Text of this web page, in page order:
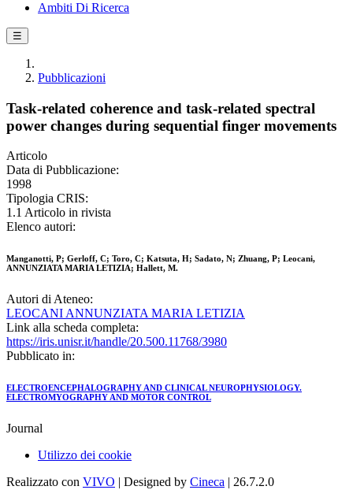
Ambiti Di Ricerca
☰
Pubblicazioni
Task-related coherence and task-related spectral
power changes during sequential finger movements
Articolo
Data di Pubblicazione:
1998
Tipologia CRIS:
1.1 Articolo in rivista
Elenco autori:
Manganotti, P; Gerloff, C; Toro, C; Katsuta, H; Sadato, N; Zhuang, P; Leocani,
ANNUNZIATA MARIA LETIZIA; Hallett, M.
Autori di Ateneo:
LEOCANI ANNUNZIATA MARIA LETIZIA
Link alla scheda completa:
https://iris.unisr.it/handle/20.500.11768/3980
Pubblicato in:
ELECTROENCEPHALOGRAPHY AND CLINICAL NEUROPHYSIOLOGY.
ELECTROMYOGRAPHY AND MOTOR CONTROL
Journal
Utilizzo dei cookie
Realizzato con VIVO | Designed by Cineca | 26.7.2.0